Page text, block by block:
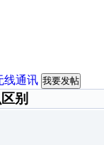
线通讯 我要发帖
别